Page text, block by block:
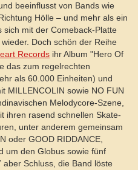
beeinflusst von Bands wie
Hölle – und mehr als ein
mit der Comeback-Platte
Doch schön der Reihe
Records ihr Album "Hero Of
das zum regelrechten
als 60.000 Einheiten) und
MILLENCOLIN sowie NO FUN
Melodycore-Szene,
ihren rasend schnellen Skate-
unter anderem gemeinsam
oder GOOD RIDDANCE,
um den Globus sowie fünf
Schluss, die Band löste